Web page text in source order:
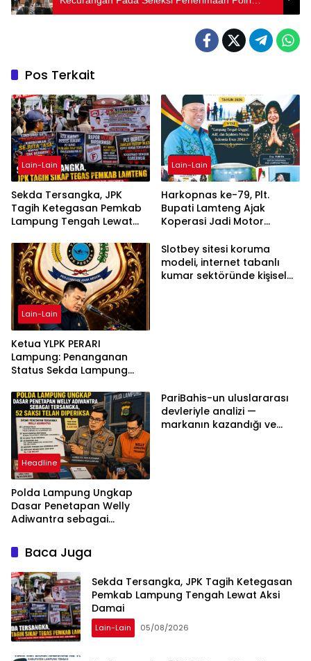
Segera Lapor Propam
Pos Terkait
Lain-Lain
Sekda Tersangka, JPK
Tagih Ketegasan Pemkab
Lampung Tengah Lewat
Lain-Lain
Harkopnas ke-79, Plt.
Bupati Lamteng Ajak
Koperasi Jadi Motor
Lain-Lain
Ketua YLPK PERARI
Lampung: Penanganan
Status Sekda Lampung
Berdasarkan Aturan,
Bukan Tekanan Opini
Slotbey sitesi koruma
modeli, internet tabanlı
kumar sektöründe kişisel
Headline
Polda Lampung Ungkap
Dasar Penetapan Welly
Adiwantra sebagai
Diperiksa
PariBahis-un uluslararası
devleriyle analizi —
markanın kazandığı ve
Baca Juga
Sekda Tersangka, JPK Tagih Ketegasan
Pemkab Lampung Tengah Lewat Aksi
Damai
Lain-Lain 05/08/2026